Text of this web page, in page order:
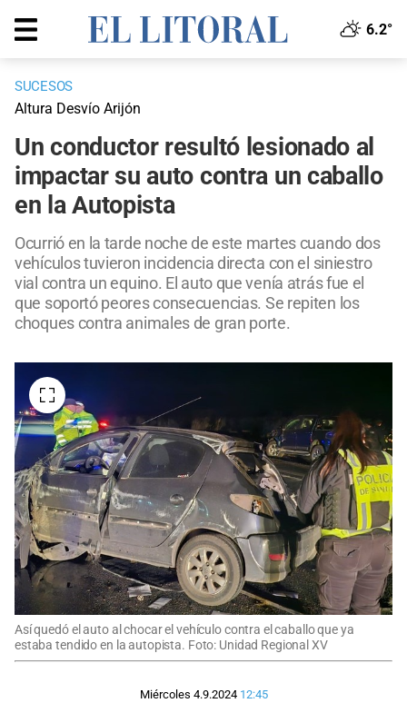
6.2°
SUCESOS
Altura Desvío Arijón
Un conductor resultó lesionado al
impactar su auto contra un caballo
en la Autopista
Ocurrió en la tarde noche de este martes cuando dos
vehículos tuvieron incidencia directa con el siniestro
vial contra un equino. El auto que venía atrás fue el
que soportó peores consecuencias. Se repiten los
choques contra animales de gran porte.
Así quedó el auto al chocar el vehículo contra el caballo que ya
estaba tendido en la autopista. Foto: Unidad Regional XV
Miércoles 4.9.2024 12:45